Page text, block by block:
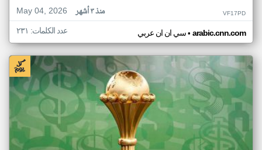
May 04, 2026
منذ ٣ أشهر VF17PD
سي ان ان عربي• arabic.cnn.com عدد الكلمات: ٢٣١